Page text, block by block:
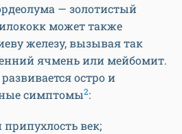
— золотистый
может также
железу, вызывая так
ячмень или мейбомит.
остро и
симптомы2:
припухлость век;